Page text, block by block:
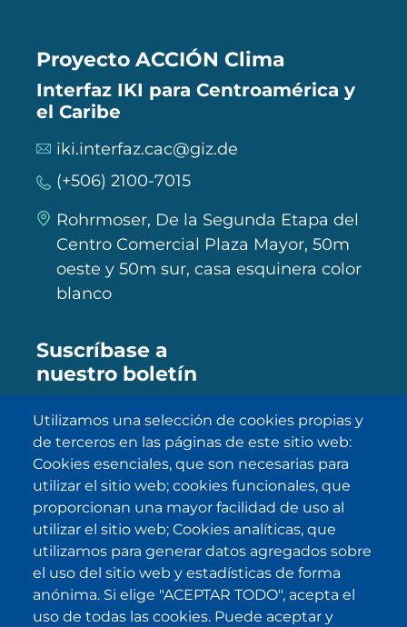
Proyecto ACCIÓN Clima
Interfaz IKI para Centroamérica y
el Caribe
iki.interfaz.cac@giz.de
(+506) 2100-7015
Rohrmoser, De la Segunda Etapa del
Centro Comercial Plaza Mayor, 50m
oeste y 50m sur, casa esquinera color
blanco
Suscríbase a
nuestro boletín
SUBSCRIBE
He sido informado/a sobre política
de privacidad
y la acepto.
IKI en otras latitudes
Utilizamos una selección de cookies propias y
de terceros en las páginas de este sitio web:
Cookies esenciales, que son necesarias para
utilizar el sitio web; cookies funcionales, que
proporcionan una mayor facilidad de uso al
utilizar el sitio web; Cookies analíticas, que
utilizamos para generar datos agregados sobre
el uso del sitio web y estadísticas de forma
anónima. Si elige "ACEPTAR TODO", acepta el
uso de todas las cookies. Puede aceptar y